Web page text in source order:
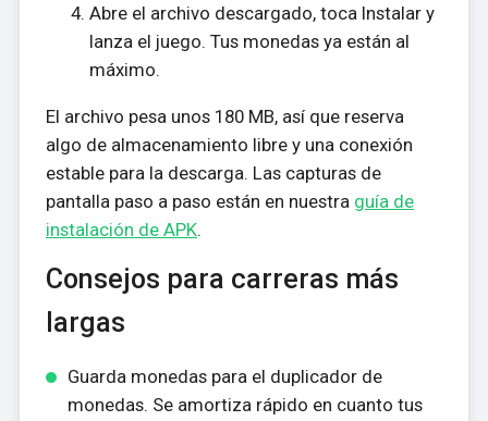
Abre el archivo descargado, toca Instalar y
lanza el juego. Tus monedas ya están al
máximo.
El archivo pesa unos 180 MB, así que reserva
algo de almacenamiento libre y una conexión
estable para la descarga. Las capturas de
pantalla paso a paso están en nuestra guía de
instalación de APK.
Consejos para carreras más
largas
Guarda monedas para el duplicador de
monedas. Se amortiza rápido en cuanto tus